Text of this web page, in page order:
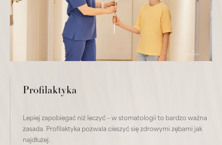
Profilaktyka
Lepiej zapobiegać niż leczyć – w stomatologii to bardzo ważna
zasada. Profilaktyka pozwala cieszyć się zdrowymi zębami jak
najdłużej.